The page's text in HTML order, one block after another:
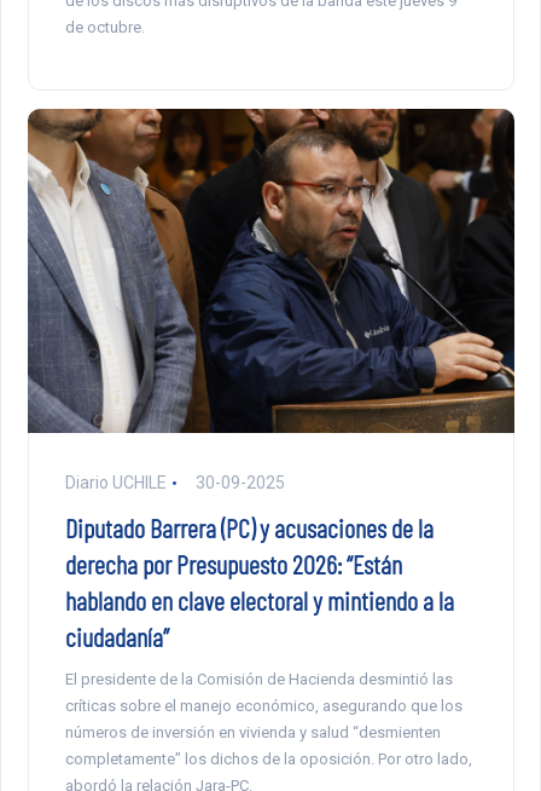
de octubre.
Diario UCHILE 30-09-2025
Diputado Barrera (PC) y acusaciones de la
derecha por Presupuesto 2026: “Están
hablando en clave electoral y mintiendo a la
ciudadanía”
El presidente de la Comisión de Hacienda desmintió las
críticas sobre el manejo económico, asegurando que los
números de inversión en vivienda y salud “desmienten
completamente” los dichos de la oposición. Por otro lado,
abordó la relación Jara-PC.